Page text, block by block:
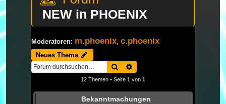
NEW in PHOENIX
Moderatoren: m.phoenix c.phoenix
Neues Thema
Suche
12 Themen • Seite 1 von 1
Bekanntmachungen